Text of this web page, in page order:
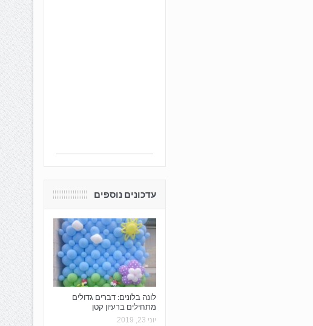
עדכונים נוספים
לונה בלונים: דברים גדולים
מתחילים ברעיון קטן
יוני 23, 2019